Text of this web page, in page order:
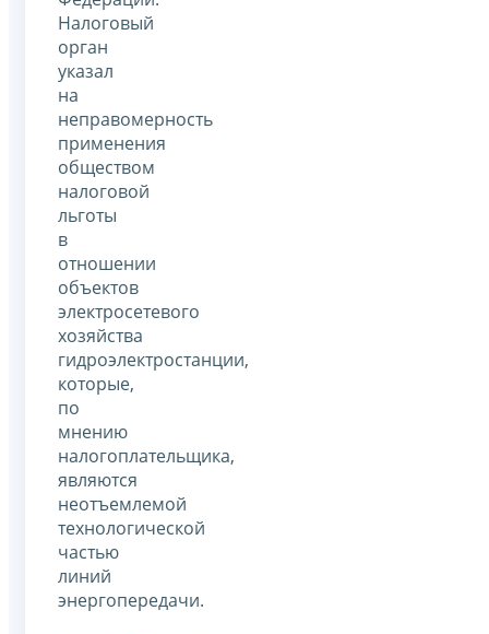
Налоговый
орган
указал
на
неправомерность
применения
обществом
налоговой
льготы
в
отношении
объектов
электросетевого
хозяйства
гидроэлектростанции,
которые,
по
мнению
налогоплательщика,
являются
неотъемлемой
технологической
частью
линий
энергопередачи.